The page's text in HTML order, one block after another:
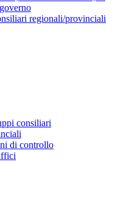
regionali/provinciali
consiliari
di controllo